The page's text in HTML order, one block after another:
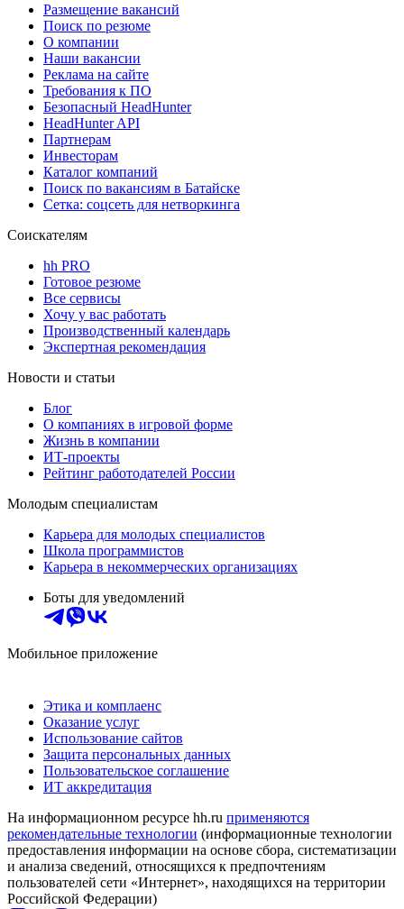
Размещение вакансий
Поиск по резюме
О компании
Наши вакансии
Реклама на сайте
Требования к ПО
Безопасный HeadHunter
HeadHunter API
Партнерам
Инвесторам
Каталог компаний
Поиск по вакансиям в Батайске
Сетка: соцсеть для нетворкинга
Соискателям
hh PRO
Готовое резюме
Все сервисы
Хочу у вас работать
Производственный календарь
Экспертная рекомендация
Новости и статьи
Блог
О компаниях в игровой форме
Жизнь в компании
ИТ-проекты
Рейтинг работодателей России
Молодым специалистам
Карьера для молодых специалистов
Школа программистов
Карьера в некоммерческих организациях
Боты для уведомлений
Мобильное приложение
Этика и комплаенс
Оказание услуг
Использование сайтов
Защита персональных данных
Пользовательское соглашение
ИТ аккредитация
На информационном ресурсе hh.ru применяются
рекомендательные технологии (информационные технологии
предоставления информации на основе сбора, систематизации
и анализа сведений, относящихся к предпочтениям
пользователей сети «Интернет», находящихся на территории
Российской Федерации)